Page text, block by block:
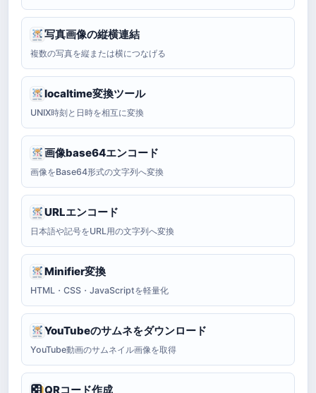
写真画像の縦横連結
複数の写真を縦または横につなげる
localtime変換ツール
UNIX時刻と日時を相互に変換
画像base64エンコード
画像をBase64形式の文字列へ変換
URLエンコード
日本語や記号をURL用の文字列へ変換
Minifier変換
HTML・CSS・JavaScriptを軽量化
YouTubeのサムネをダウンロード
YouTube動画のサムネイル画像を取得
QRコード作成